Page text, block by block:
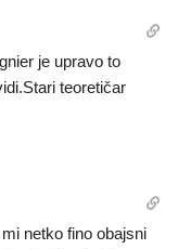
je upravo to
teoretičar
netko fino obajsni